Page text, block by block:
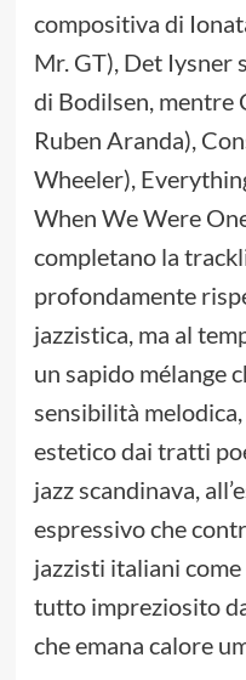
compositiva di
Mr. GT), Det Iysner
di Bodilsen, mentre
Ruben Aranda),
Wheeler),
When We Were
completano la
profondamente
jazzistica, ma al
un sapido mélange
sensibilità melodica,
estetico dai tratti
jazz scandinava,
espressivo che
jazzisti italiani
tutto impreziosito
che emana calore